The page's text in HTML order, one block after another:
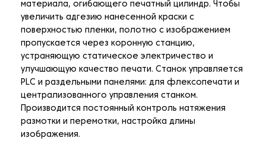
материала, огибающего печатный цилиндр. Чтобы
увеличить адгезию нанесенной краски с
поверхностью пленки, полотно с изображением
пропускается через коронную станцию,
устраняющую статическое электричество и
улучшающую качество печати. Станок управляется
PLC и раздельными панелями: для флексопечати и
централизованного управления станком.
Производится постоянный контроль натяжения
размотки и перемотки, настройка длины
изображения.